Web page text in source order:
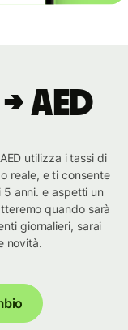
AED
utilizza i tassi di
reale, e ti consente
anni. e aspetti un
quando sarà
giornalieri, sarai
novità.